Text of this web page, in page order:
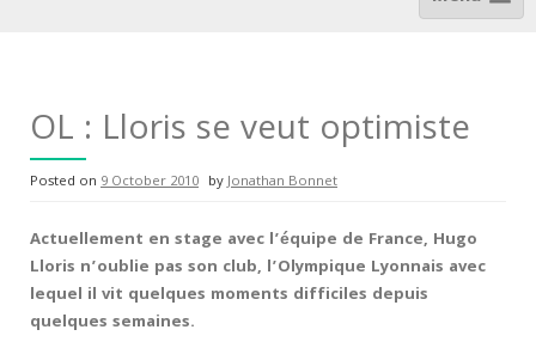
OL : Lloris se veut optimiste
Posted on 9 October 2010 byJonathan Bonnet
Actuellement en stage avec l’équipe de France, Hugo
Lloris n’oublie pas son club, l’Olympique Lyonnais avec
lequel il vit quelques moments difficiles depuis
quelques semaines.